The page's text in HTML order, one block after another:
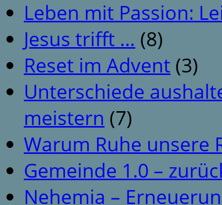
Leben mit Passion:
Jesus trifft … (8)
Reset im Advent (3)
Unterschiede
meistern (7)
Warum Ruhe unsere
Gemeinde 1.0 –
Nehemia –